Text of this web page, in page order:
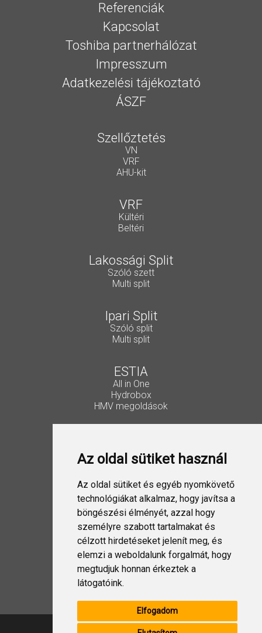
Az oldal sütiket használ
Az oldal sütiket és egyéb nyomkövető
technológiákat alkalmaz, hogy javítsa a
böngészési élményét, azzal hogy
személyre szabott tartalmakat és
célzott hirdetéseket jelenít meg, és
elemzi a weboldalunk forgalmát, hogy
megtudjuk honnan érkeztek a
látogatóink.
Elfogadom
Referenciák
Kapcsolat
Toshiba partnerhálózat
Impresszum
Adatkezelési tájékoztató
ÁSZF
Szellőztetés
VN
VRF
AHU-kit
VRF
Kültéri
Beltéri
Lakossági Split
Szóló szett
Multi split
Ipari Split
Szóló split
Multi split
ESTIA
All in One
Hydrobox
HMV megoldások
Lakossági Split
Ipari Split
ESTIA
Szellőztetés
Folyadékhűtő
USX EDGE
Design Split